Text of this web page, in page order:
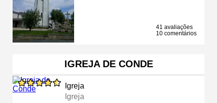
41 avaliações
10 comentários
IGREJA DE CONDE
Igreja
Igreja